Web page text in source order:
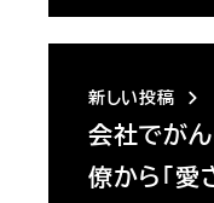
新しい投稿
会社でが
僚から「愛